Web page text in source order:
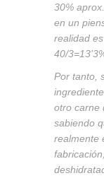
30%
en un
realidad
40/
Por tanto,
otro carne
sabiendo
realmente